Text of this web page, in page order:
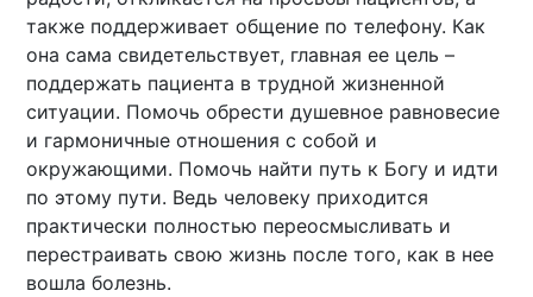
также поддерживает общение по телефону. Как
она сама свидетельствует, главная ее цель –
поддержать пациента в трудной жизненной
ситуации. Помочь обрести душевное равновесие
и гармоничные отношения с собой и
окружающими. Помочь найти путь к Богу и идти
по этому пути. Ведь человеку приходится
практически полностью переосмысливать и
перестраивать свою жизнь после того, как в нее
вошла болезнь.